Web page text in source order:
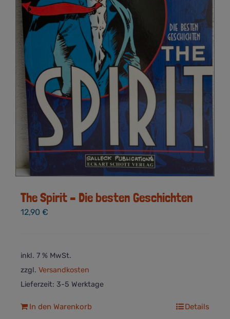
The Spirit – Die besten Geschichten
12,90 €
inkl. 7 % MwSt.
zzgl. Versandkosten
Lieferzeit: 3-5 Werktage
In den Warenkorb Details